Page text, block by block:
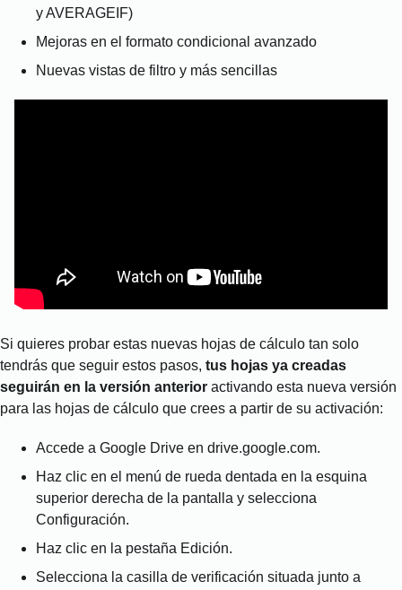
y AVERAGEIF)
Mejoras en el formato condicional avanzado
Nuevas vistas de filtro y más sencillas
Si quieres probar estas nuevas hojas de cálculo tan solo
tendrás que seguir estos pasos, tus hojas ya creadas
seguirán en la versión anterior activando esta nueva versión
para las hojas de cálculo que crees a partir de su activación:
Accede a Google Drive en drive.google.com.
Haz clic en el menú de rueda dentada en la esquina
superior derecha de la pantalla y selecciona
Configuración.
Haz clic en la pestaña Edición.
Selecciona la casilla de verificación situada junto a